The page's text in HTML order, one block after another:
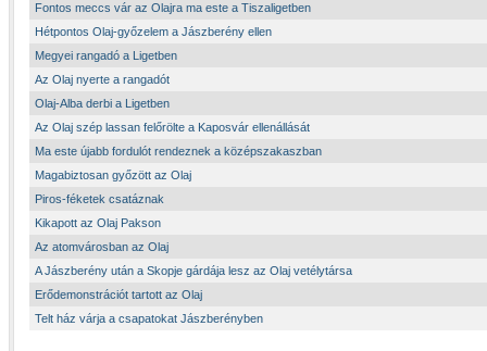
Fontos meccs vár az Olajra ma este a Tiszaligetben
Hétpontos Olaj-győzelem a Jászberény ellen
Megyei rangadó a Ligetben
Az Olaj nyerte a rangadót
Olaj-Alba derbi a Ligetben
Az Olaj szép lassan felőrölte a Kaposvár ellenállását
Ma este újabb fordulót rendeznek a középszakaszban
Magabiztosan győzött az Olaj
Piros-féketek csatáznak
Kikapott az Olaj Pakson
Az atomvárosban az Olaj
A Jászberény után a Skopje gárdája lesz az Olaj vetélytársa
Erődemonstrációt tartott az Olaj
Telt ház várja a csapatokat Jászberényben